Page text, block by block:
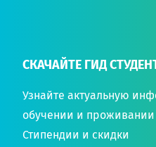
СКАЧАЙТЕ ГИД
Узнайте актуальную
обучении и
Стипендии и скидки